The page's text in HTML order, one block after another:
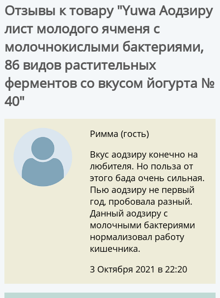
Отзывы к товару "Yuwa Аодзиру
лист молодого ячменя с
молочнокислыми бактериями,
86 видов растительных
ферментов со вкусом йогурта №
40"
Римма (гость)
Вкус аодзиру конечно на
любителя. Но польза от
этого бада очень сильная.
Пью аодзиру не первый
год, пробовала разный.
Данный аодзиру с
молочными бактериями
нормализовал работу
кишечника.
3 Октября 2021 в 22:20